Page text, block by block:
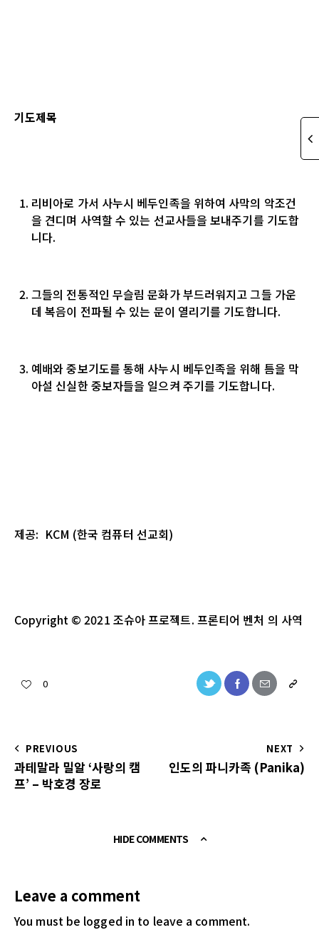
기도제목
리비아로 가서 사누시 베두인족을 위하여 사막의 악조건
을 견디며 사역할 수 있는 선교사들을 보내주기를 기도합
니다.
그들의 전통적인 무슬림 문화가 부드러워지고 그들 가운
데 복음이 전파될 수 있는 문이 열리기를 기도합니다.
예배와 중보기도를 통해 사누시 베두인족을 위해 틈을 막
아설 신실한 중보자들을 일으켜 주기를 기도합니다.
제공: KCM (한국 컴퓨터 선교회)
Copyright © 2021 조슈아프로젝트. 프론티어 벤처 의 사역
0
PREVIOUS
과테말라 밀알 ‘사랑의 캠
프’ – 박호경 장로
NEXT
인도의 파니카족 (Panika)
HIDE COMMENTS
Leave a comment
You must be logged in to leave a comment.